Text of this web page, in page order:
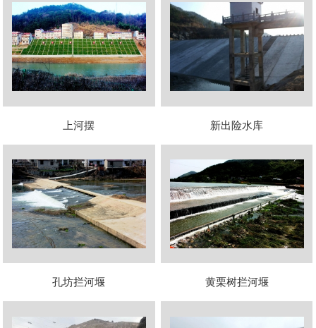
上河摆 新出险水库
孔坊拦河堰 黄栗树拦河堰